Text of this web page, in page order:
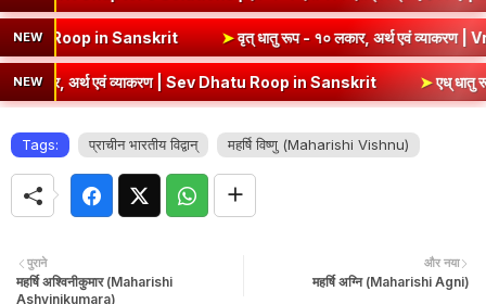
NEW
व्याकरण | Kri Dhatu Roop in Sanskrit ➤वृत् धातु रूप - १० लकार,
NEWएवं व्याकरण | Sev Dhatu Roop in Sanskrit ➤एध् धातु रूप - १०
Tags: प्राचीन भारतीय विद्वान् महर्षि विष्णु (Maharishi Vishnu)
और नया
महर्षि अग्नि (Maharishi Agni)
पुराने
महर्षि अश्विनीकुमार (Maharishi
Ashvinikumara)